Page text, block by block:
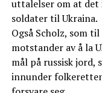
uttalelser om at det
soldater til Ukraina.
Også Scholz, som
motstander av å la
mål på russisk jord,
innunder